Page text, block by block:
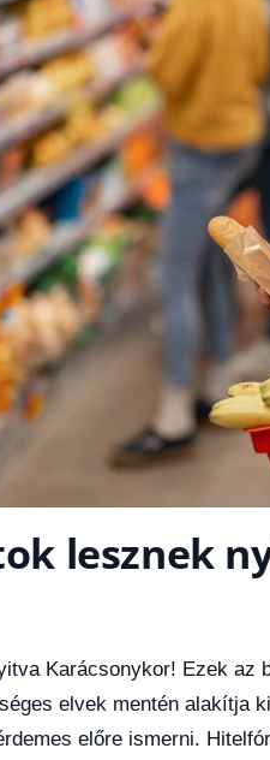
lesznek
,
,
Karácsonykor! Ezek az
elvek mentén alakítja
előre ismerni.